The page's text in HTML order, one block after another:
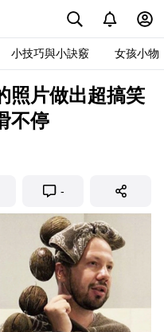
小技巧與小訣竅 女孩小物
照片做出超搞笑
不停
-